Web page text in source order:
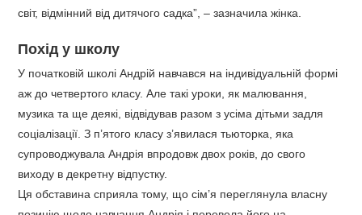
світ, відмінний від дитячого садка”, – зазначила жінка.
Похід у школу
У початковій школі Андрій навчався на індивідуальній формі
аж до четвертого класу. Але такі уроки, як малювання,
музика та ще деякі, відвідував разом з усіма дітьми задля
соціалізації. З п’ятого класу з’явилася тьюторка, яка
супроводжувала Андрія впродовж двох років, до свого
виходу в декретну відпустку.
Ця обставина сприяла тому, що сім’я переглянула власну